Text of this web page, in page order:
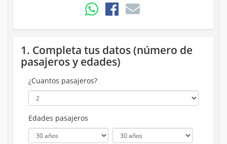
1. Completa tus datos (número de
pasajeros y edades)
¿Cuantos pasajeros?
Edades pasajeros